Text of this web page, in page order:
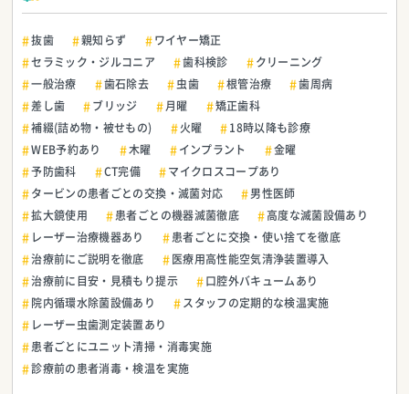
抜歯 親知らず
ワイヤー矯正
セラミック・ジルコニア
歯科検診
クリーニング
一般治療
歯石除去 虫歯 根管治療
歯周病
差し歯
ブリッジ 月曜
矯正歯科
補綴(詰め物・被せもの)
火曜
18時以降も診療
WEB予約あり
木曜 インプラント
金曜
予防歯科
CT完備
マイクロスコープあり
タービンの患者ごとの交換・滅菌対応
男性医師
拡大鏡使用
患者ごとの機器滅菌徹底
高度な滅菌設備あり
レーザー治療機器あり
患者ごとに交換・使い捨てを徹底
治療前にご説明を徹底
医療用高性能空気清浄装置導入
治療前に目安・見積もり提示
口腔外バキュームあり
院内循環水除菌設備あり
スタッフの定期的な検温実施
レーザー虫歯測定装置あり
患者ごとにユニット清掃・消毒実施
診療前の患者消毒・検温を実施